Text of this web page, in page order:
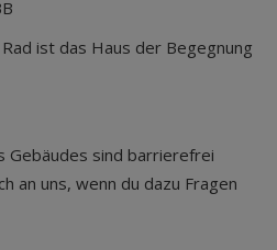
ist das Haus der Begegnung
Gebäudes sind barrierefrei
an uns, wenn du dazu Fragen